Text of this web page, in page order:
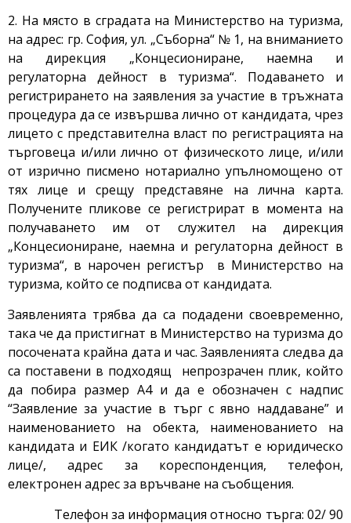
2. На място в сградата на Министерство на туризма,
на адрес: гр. София, ул. „Съборна“ № 1, на вниманието
на дирекция „Концесиониране, наемна и
регулаторна дейност в туризма“. Подаването и
регистрирането на заявления за участие в тръжната
процедура да се извършва лично от кандидата, чрез
лицето с представителна власт по регистрацията на
търговеца и/или лично от физическото лице, и/или
от изрично писмено нотариално упълномощено от
тях лице и срещу представяне на лична карта.
Получените пликове се регистрират в момента на
получаването им от служител на дирекция
„Концесиониране, наемна и регулаторна дейност в
туризма“, в нарочен регистър в Министерство на
туризма, който се подписва от кандидата.
Заявленията трябва да са подадени своевременно,
така че да пристигнат в Министерство на туризма до
посочената крайна дата и час. Заявленията следва да
са поставени в подходящ непрозрачен плик, който
да побира размер А4 и да е обозначен с надпис
“Заявление за участие в търг с явно наддаване” и
наименованието на обекта, наименованието на
кандидата и ЕИК /когато кандидатът е юридическо
лице/, адрес за кореспонденция, телефон,
електронен адрес за връчване на съобщения.
Телефон за информация относно търга: 02/ 90